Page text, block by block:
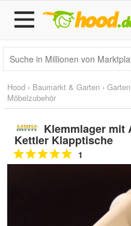
Hood › Baumarkt & Garten › Garten
Möbelzubehör
Klemmlager mit
Kettler Klapptische
1